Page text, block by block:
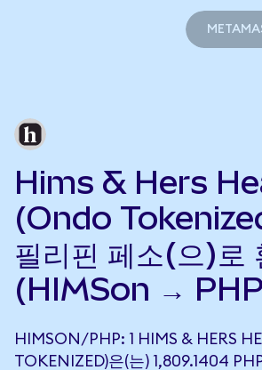
Hims & Hers
(Ondo
필리핀 페소(으)로
(HIMSon →
HIMSON/PHP: 1 HIMS & HERS
TOKENIZED)은(는) 1,809.1404